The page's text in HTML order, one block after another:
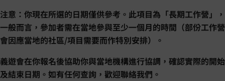
注意：你現在所選的日期僅供參考。此項目為「長期工作營」，
一般而言，參加者需在當地參與至少一個月的時間（部份工作營
會因應當地的社區/項目需要而作特別安排）。
義遊會在你報名後協助你與當地機構進行協調，確認實際的開始
及結束日期。如有任何查詢，歡迎聯絡我們。